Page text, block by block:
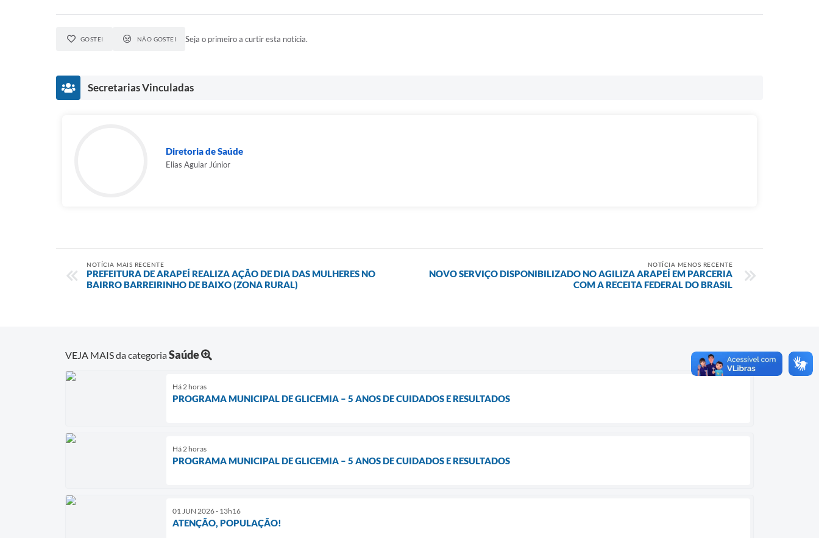
GOSTEI NÃO GOSTEI Seja o primeiro a curtir esta notícia.
Secretarias Vinculadas
Diretoria de Saúde
Elias Aguiar Júnior
NOTÍCIA MAIS RECENTE
PREFEITURA DE ARAPEÍ REALIZA AÇÃO DE DIA DAS MULHERES NO
BAIRRO BARREIRINHO DE BAIXO (ZONA RURAL)
NOTÍCIA MENOS RECENTE
NOVO SERVIÇO DISPONIBILIZADO NO AGILIZA ARAPEÍ EM PARCERIA
COM A RECEITA FEDERAL DO BRASIL
VEJA MAIS da categoriaSaúde
Há 2 horas
PROGRAMA MUNICIPAL DE GLICEMIA – 5 ANOS DE CUIDADOS E RESULTADOS
Há 2 horas
PROGRAMA MUNICIPAL DE GLICEMIA – 5 ANOS DE CUIDADOS E RESULTADOS
01 JUN 2026 - 13h16
ATENÇÃO, POPULAÇÃO!